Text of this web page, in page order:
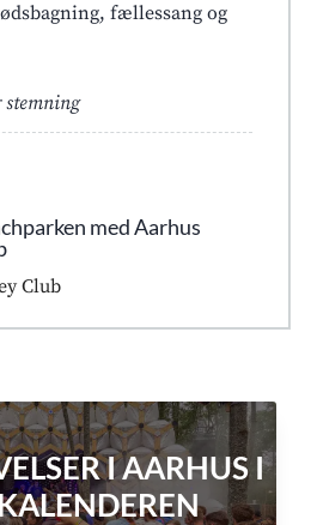
fællessang og
stemning
med Aarhus
Club
I AARHUS I